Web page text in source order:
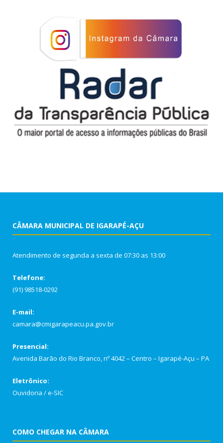
CÂMARA MUNICIPAL DE IGARAPÉ-AÇU
Atendimento de segunda a sexta de 07:30 as 13:00
Telefone:
(91) 98518-0292
E-mail:
camara@cmigarapeacu.pa.gov.br
Presencial:
Avenida Barão do Rio Branco, nº 4042 – Centro – Igarapé-Açu – PA
Eletrônico:
Ouvidoria /e-SIC
COMO CHEGAR NA CÂMARA